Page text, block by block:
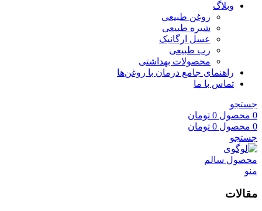
وبلاگ
روغن طبیعی
شیره طبیعی
عسل ارگانیک
رب طبیعی
محصولات بهداشتی
راهنمای جامع درمان با روغن‌ها
تماس با ما
جستجو
0 محصول 0 تومان
0 محصول 0 تومان
جستجو
منو
مقالات